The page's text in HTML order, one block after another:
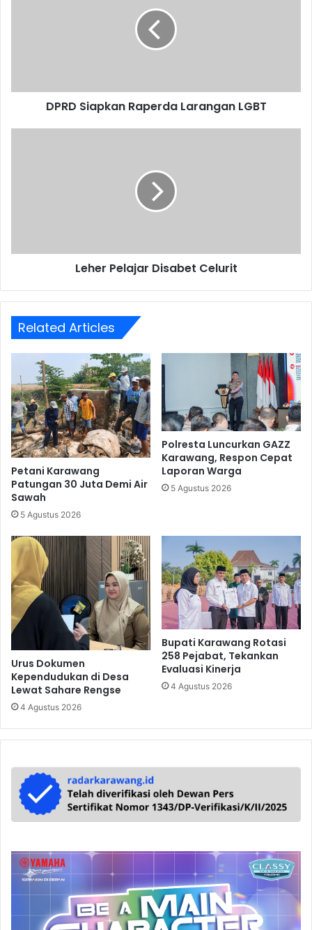
DPRD Siapkan Raperda Larangan LGBT
Leher Pelajar Disabet Celurit
Related Articles
Petani Karawang
Patungan 30 Juta Demi Air
Sawah
5 Agustus 2026
Polresta Luncurkan GAZZ
Karawang, Respon Cepat
Laporan Warga
5 Agustus 2026
Urus Dokumen
Kependudukan di Desa
Lewat Sahare Rengse
4 Agustus 2026
Bupati Karawang Rotasi
258 Pejabat, Tekankan
Evaluasi Kinerja
4 Agustus 2026